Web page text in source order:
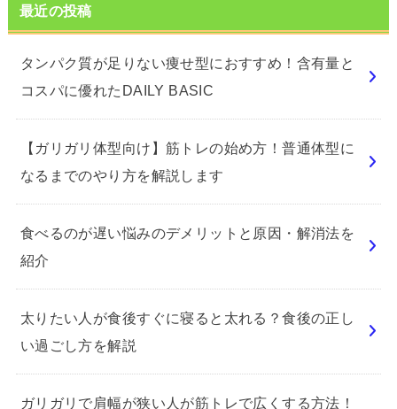
最近の投稿
タンパク質が足りない痩せ型におすすめ！含有量と
コスパに優れたDAILY BASIC
【ガリガリ体型向け】筋トレの始め方！普通体型に
なるまでのやり方を解説します
食べるのが遅い悩みのデメリットと原因・解消法を
紹介
太りたい人が食後すぐに寝ると太れる？食後の正し
い過ごし方を解説
ガリガリで肩幅が狭い人が筋トレで広くする方法！